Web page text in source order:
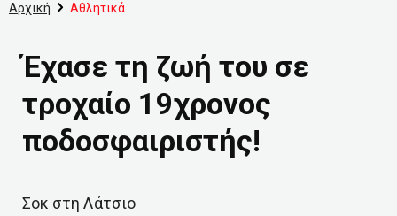
Αρχική Αθλητικά
Έχασε τη ζωή του σε
τροχαίο 19χρονος
ποδοσφαιριστής!
Σοκ στη Λάτσιο